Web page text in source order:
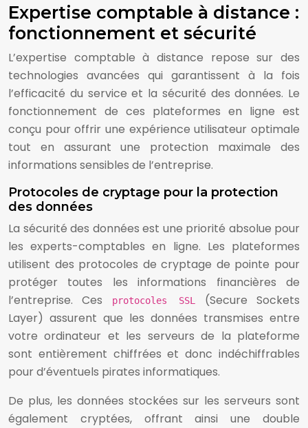
Expertise comptable à distance :
fonctionnement et sécurité
L’expertise comptable à distance repose sur des
technologies avancées qui garantissent à la fois
l’efficacité du service et la sécurité des données. Le
fonctionnement de ces plateformes en ligne est
conçu pour offrir une expérience utilisateur optimale
tout en assurant une protection maximale des
informations sensibles de l’entreprise.
Protocoles de cryptage pour la protection
des données
La sécurité des données est une priorité absolue pour
les experts-comptables en ligne. Les plateformes
utilisent des protocoles de cryptage de pointe pour
protéger toutes les informations financières de
l’entreprise. Ces
protocoles SSL
(Secure Sockets
Layer) assurent que les données transmises entre
votre ordinateur et les serveurs de la plateforme
sont entièrement chiffrées et donc indéchiffrables
pour d’éventuels pirates informatiques.
De plus, les données stockées sur les serveurs sont
également cryptées, offrant ainsi une double